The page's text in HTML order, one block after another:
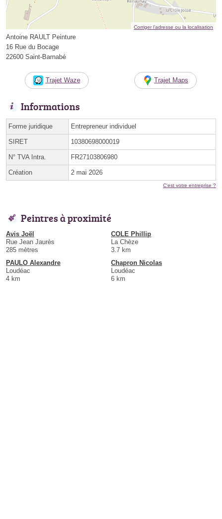
Corriger l’adresse ou la localisation
Antoine RAULT Peinture
16 Rue du Bocage
22600 Saint-Barnabé
Trajet Waze Trajet Maps
Informations
Forme juridique Entrepreneur individuel
SIRET 10380698000019
N° TVA Intra. FR27103806980
Création 2 mai 2026
C'est votre entreprise ?
Peintres à proximité
Avis Joël
Rue Jean Jaurès
285 mètres
COLE Phillip
La Chèze
3.7 km
PAULO Alexandre
Loudéac
4 km
Chapron Nicolas
Loudéac
6 km